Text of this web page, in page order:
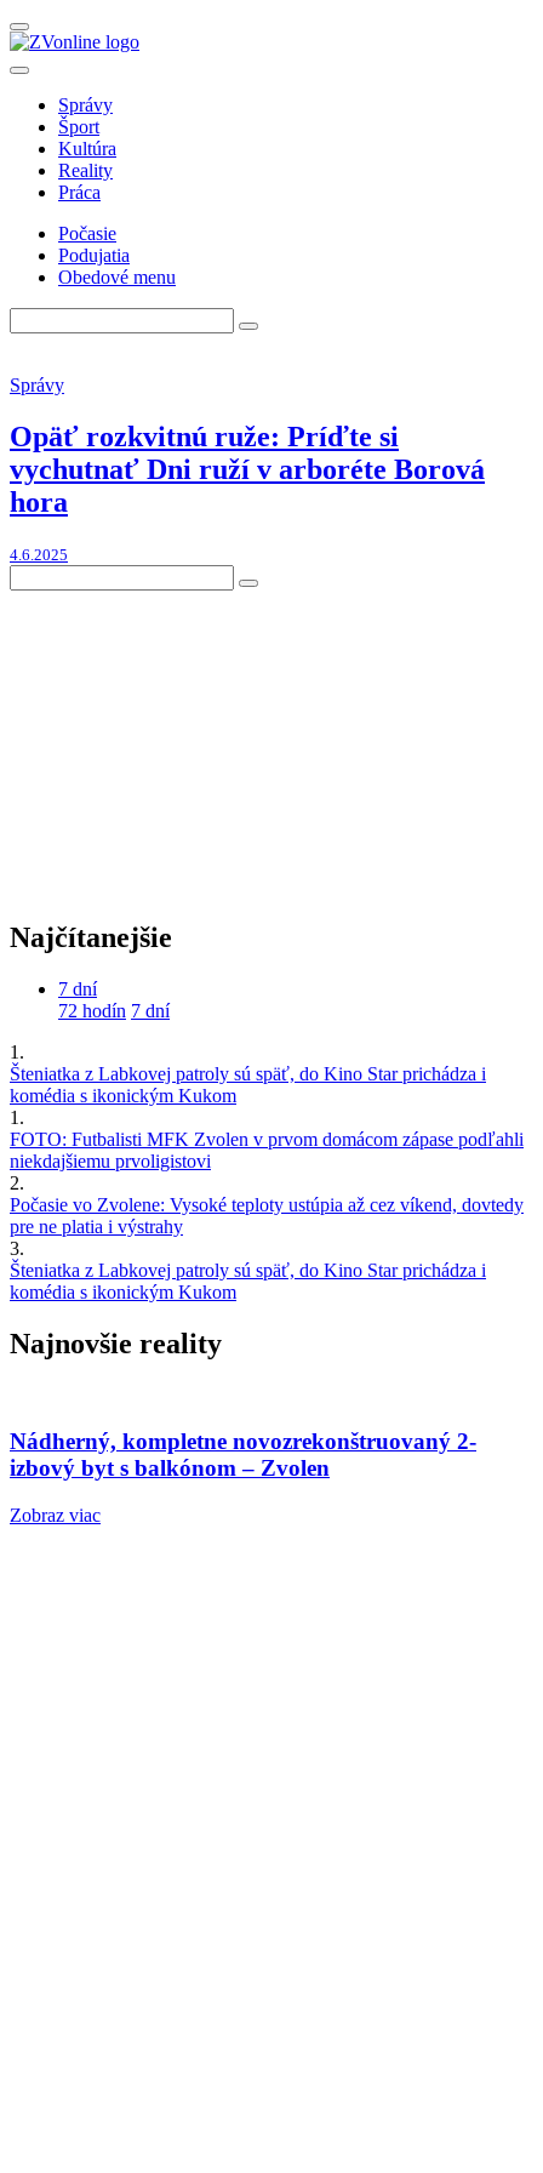
Správy
Šport
Kultúra
Reality
Práca
Počasie
Podujatia
Obedové menu
Správy
Opäť rozkvitnú ruže: Príďte si
vychutnať Dni ruží v arboréte Borová
hora
4.6.2025
Najčítanejšie
7 dní
72 hodín 7 dní
1.
Šteniatka z Labkovej patroly sú späť, do Kino Star prichádza i
komédia s ikonickým Kukom
1.
FOTO: Futbalisti MFK Zvolen v prvom domácom zápase podľahli
niekdajšiemu prvoligistovi
2.
Počasie vo Zvolene: Vysoké teploty ustúpia až cez víkend, dovtedy
pre ne platia i výstrahy
3.
Šteniatka z Labkovej patroly sú späť, do Kino Star prichádza i
komédia s ikonickým Kukom
Najnovšie reality
Nádherný, kompletne novozrekonštruovaný 2-
izbový byt s balkónom – Zvolen
Zobraz viac